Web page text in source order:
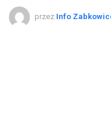
przez Info